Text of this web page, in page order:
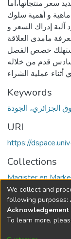
سعر منتجاتها،أما
و أهمية سلوك
إدراك السعر و
مامدى العلاقة
خصص الفصل
قدم من خلاله
Keywords
الجزائري، الجودة
URI
https://
Collections
Magister en
Full item page
DSpace
Cookie
We collect and
following purposes:
Acknowledgement
To learn more,